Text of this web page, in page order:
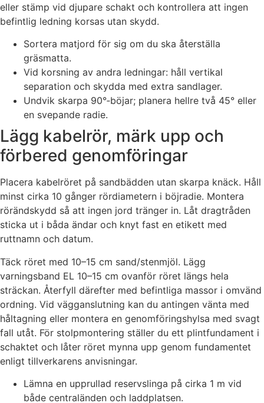
eller stämp vid djupare schakt och kontrollera att ingen
befintlig ledning korsas utan skydd.
Sortera matjord för sig om du ska återställa
gräsmatta.
Vid korsning av andra ledningar: håll vertikal
separation och skydda med extra sandlager.
Undvik skarpa 90°‑böjar; planera hellre två 45° eller
en svepande radie.
Lägg kabelrör, märk upp och
förbered genomföringar
Placera kabelröret på sandbädden utan skarpa knäck. Håll
minst cirka 10 gånger rördiametern i böjradie. Montera
rörändskydd så att ingen jord tränger in. Låt dragtråden
sticka ut i båda ändar och knyt fast en etikett med
ruttnamn och datum.
Täck röret med 10–15 cm sand/stenmjöl. Lägg
varningsband EL 10–15 cm ovanför röret längs hela
sträckan. Återfyll därefter med befintliga massor i omvänd
ordning. Vid vägganslutning kan du antingen vänta med
håltagning eller montera en genomföringshylsa med svagt
fall utåt. För stolpmontering ställer du ett plintfundament i
schaktet och låter röret mynna upp genom fundamentet
enligt tillverkarens anvisningar.
Lämna en upprullad reservslinga på cirka 1 m vid
både centraländen och laddplatsen.